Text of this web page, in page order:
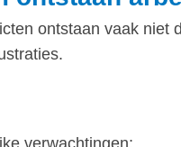
ontstaan vaak niet